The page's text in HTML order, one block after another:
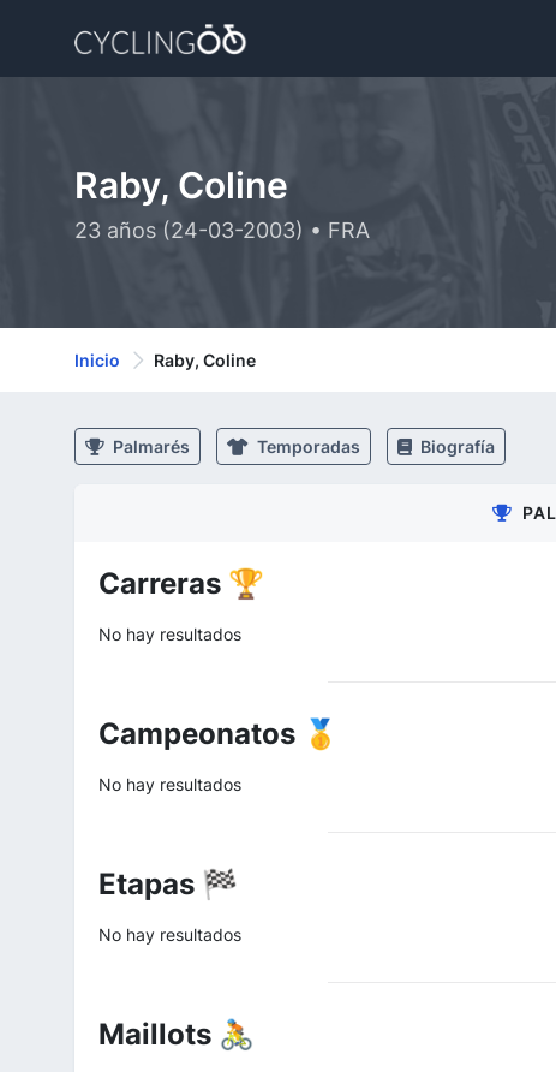
Raby, Coline
23 años (24-03-2003) • FRA
Inicio Raby, Coline
Palmarés Temporadas Biografía
Carreras 🏆
No hay resultados
Campeonatos 🥇
No hay resultados
Etapas 🏁
No hay resultados
Maillots 🚴